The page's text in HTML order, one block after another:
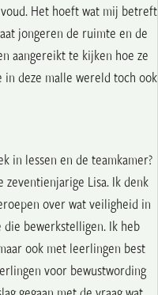
Het hoeft wat mij betreft
jongeren de ruimte en de
aangereikt te kijken hoe ze
deze malle wereld toch ook
in lessen en de teamkamer?
zeventienjarige Lisa. Ik denk
over wat veiligheid in
bewerkstelligen. Ik heb
ook met leerlingen best
voor bewustwording